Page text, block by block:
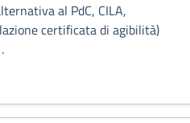
al PdC, CILA,
certificata di agibilità)